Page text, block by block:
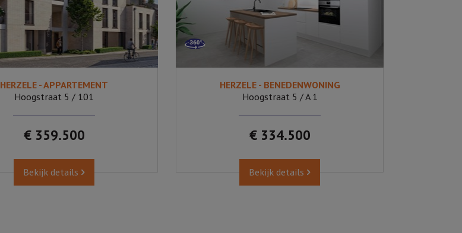
2 Ja
HERZELE - APPARTEMENT
Hoogstraat 5 / 101
€ 359.500
Bekijk details
2 Ja
HERZELE - BENEDENWONING
Hoogstraat 5 / A 1
€ 334.500
Bekijk details